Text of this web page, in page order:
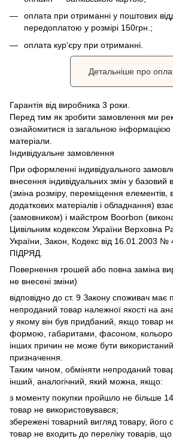
оплата при отриманні у поштових
передоплатою у розмірі 150грн.;
оплата кур'єру при отриманні.
Детальніше про
Гарантія від виробника 3 роки.
Перед тим як зробити замовлення ми
ознайомитися із загальною
матеріали.
Індивідуальне замовлення
При оформленні індивідуального
внесення індивідуальних змін у базовий
(зміна розміру, переміщення елементів,
додаткових матеріалів і обладнання)
(замовником) і майстром Boorbon
Цивільним кодексом України Верховна
України, Закон, Кодекс від 16.01.2003 №
ПІДРЯД.
Повернення грошей або повна заміна
не внесені зміни)
відповідно до ст. 9 Закону споживач має
непроданий товар належної якості на
у якому він був придбаний, якщо товар
формою, габаритами, фасоном,
інших причин не може бути
призначення.
Таким чином, обміняти непроданий
інший, аналогічний, який можна, якщо:
з моменту покупки пройшло не більше 14
товар не використовувався;
збережені товарний вигляд товару, його
товар не входить до переліку товарів,